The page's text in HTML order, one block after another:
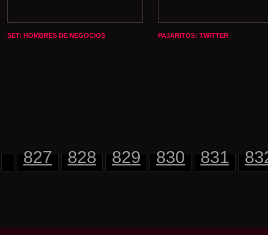
SET: HOMBRES DE NEGOCIOS PAJARITOS: TWITTER
827 828 829 830 831